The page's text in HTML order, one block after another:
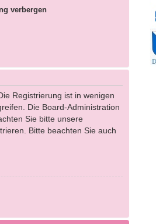
verbergen
Registrierung ist in wenigen
Die Board-Administration
Sie bitte unsere
Bitte beachten Sie auch